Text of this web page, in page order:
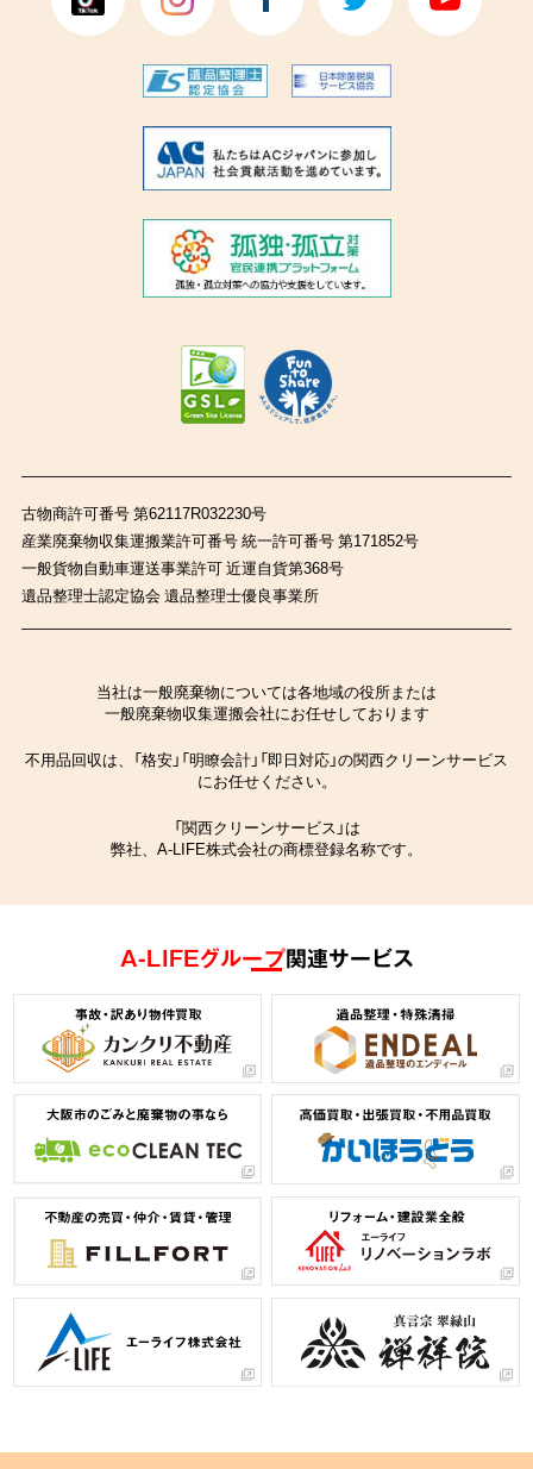
古物商許可番号 第62117R032230号
産業廃棄物収集運搬業許可番号 統一許可番号 第171852号
一般貨物自動車運送事業許可 近運自貨第368号
遺品整理士認定協会 遺品整理士優良事業所
当社は一般廃棄物については各地域の役所または
一般廃棄物収集運搬会社にお任せしております
不用品回収は、「格安」「明瞭会計」「即日対応」の関西クリーンサービス
にお任せください。
「関西クリーンサービス」は
弊社、A-LIFE株式会社の商標登録名称です。
A-LIFEグループ関連サービス